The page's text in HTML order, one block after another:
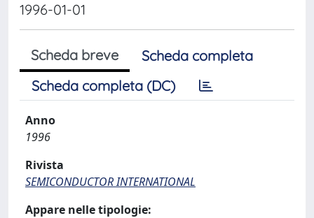
1996-01-01
Scheda breve
Scheda completa
Scheda completa (DC)
Anno
1996
Rivista
SEMICONDUCTOR INTERNATIONAL
Appare nelle tipologie: